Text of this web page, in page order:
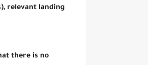
relevant landing
there is no